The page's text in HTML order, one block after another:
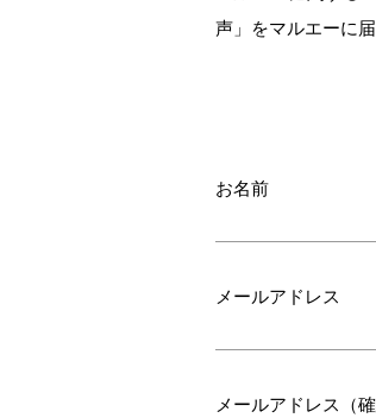
声」をマルエーに
お名前
メールアドレス
メールアドレス（